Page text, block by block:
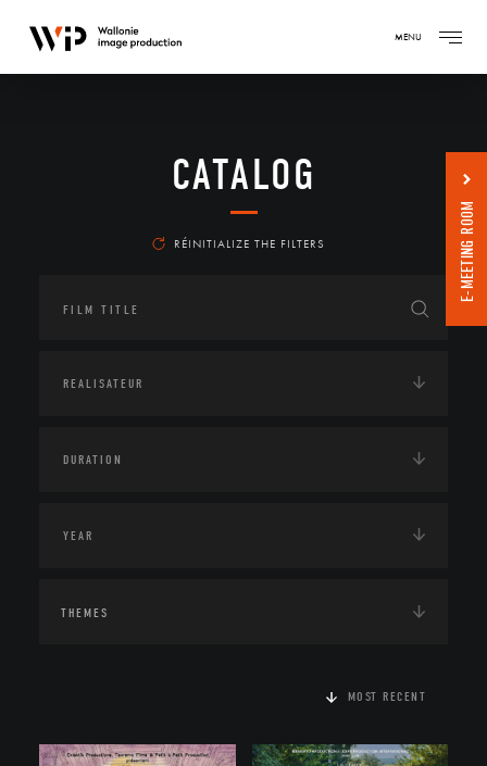
MENU
CATALOG
RÉINITIALIZE THE FILTERS
THEMES
MOST RECENT
E-MEETING ROOM